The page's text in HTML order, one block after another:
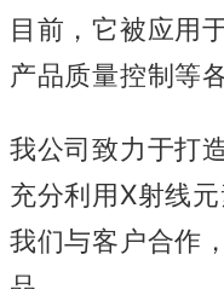
目前，它被应用
产品质量控制等
我公司致力于打
充分利用X射线元
我们与客户合作